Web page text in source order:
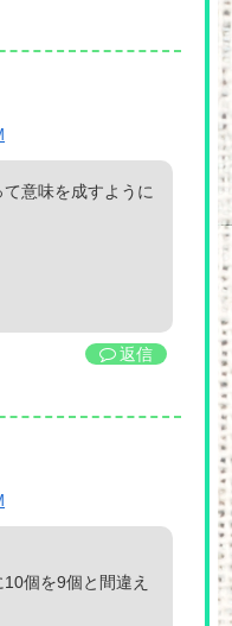
意味を成すように
返信
個を9個と間違え